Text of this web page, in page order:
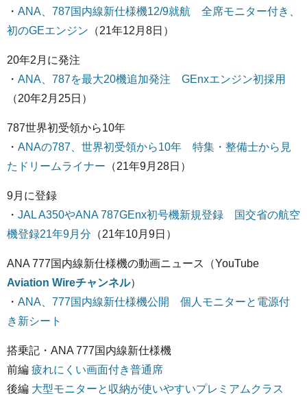
・ ANA、787国内線新仕様機12/9就航 全席モニター付き、
初のGEエンジン （21年12月8日）
20年2月に発注
・ ANA、787を最大20機追加発注 GEnxエンジン初採用
（20年2月25日）
787世界初受領から10年
・ ANAの787、世界初受領から10年 特集・整備士から見
たドリームライナー （21年9月28日）
9月に登録
・ JAL A350やANA 787GEnx初号機新規登録 国交省の航空
機登録21年9月分 （21年10月9日）
ANA 777国内線新仕様機の動画ニュース（YouTube
Aviation Wireチャンネル）
・ ANA、777国内線新仕様機公開 個人モニターと電源付
き新シート
搭乗記・ANA 777国内線新仕様機
前編 疲れにくい画面付き普通席
後編 大型モニターと収納が使いやすいプレミアムクラス